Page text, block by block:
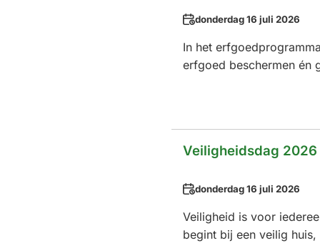
Datum
donderdag 16 juli 2026
In het
erfgoed beschermen én
Veiligheidsdag 2026
Datum
donderdag 16 juli 2026
Veiligheid is voor
begint bij een veilig